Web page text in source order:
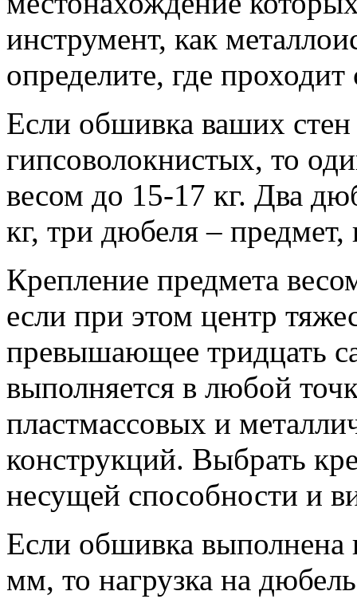
инструмент, как
определите, где
Если обшивка ваших стен
гипсоволокнистых, то
весом до 15-17 кг. Два
кг, три дюбеля – предмет,
Крепление предмета
если при этом центр
превышающее тридцать
выполняется в любой
пластмассовых и
конструкций. Выбрать
несущей способности и
Если обшивка выполнена
мм, то нагрузка на